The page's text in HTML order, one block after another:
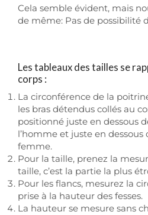
Cela semble évident, mais
de même: Pas de possibilité
Les tableaux des tailles se
corps :
La circonférence de la
les bras détendus collés au
positionné juste en dessous
l’homme et juste en
femme.
Pour la taille, prenez la
taille, c’est la partie la plus
Pour les flancs, mesurez la
prise à la hauteur des fesses.
La hauteur se mesure sans